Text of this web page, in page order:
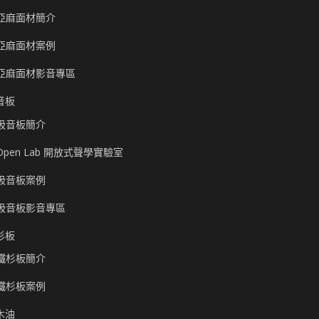
麻面材簡介
麻面材案例
麻面材影音專區
板
音板簡介
Lab 開放式聲學實驗室
音板案例
音板影音專區
板
杉板簡介
杉板案例
油